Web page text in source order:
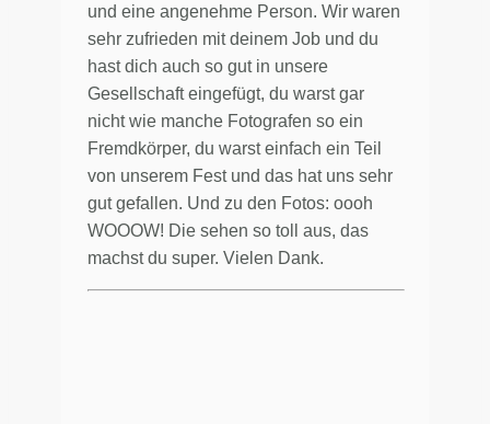
und eine angenehme Person. Wir waren
sehr zufrieden mit deinem Job und du
hast dich auch so gut in unsere
Gesellschaft eingefügt, du warst gar
nicht wie manche Fotografen so ein
Fremdkörper, du warst einfach ein Teil
von unserem Fest und das hat uns sehr
gut gefallen. Und zu den Fotos: oooh
WOOOW! Die sehen so toll aus, das
machst du super. Vielen Dank.